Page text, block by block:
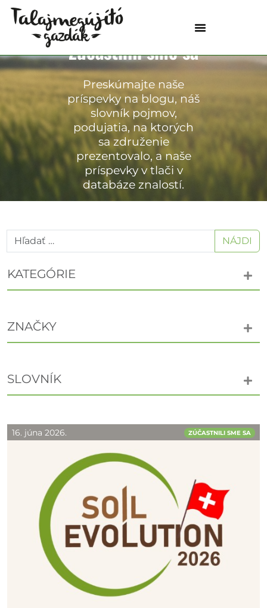
Zúčastnili sme sa
Preskúmajte naše
príspevky na blogu, náš
slovník pojmov,
podujatia, na ktorých
sa združenie
prezentovalo, a naše
príspevky v tlači v
databáze znalostí.
NÁJDI
KATEGÓRIE
ZNAČKY
SLOVNÍK
16. júna 2026. ZÚČASTNILI SME SA